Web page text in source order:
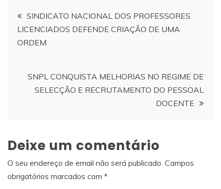
Navegação
de
SINDICATO NACIONAL DOS PROFESSORES
LICENCIADOS DEFENDE CRIAÇÃO DE UMA
ORDEM
SNPL CONQUISTA MELHORIAS NO REGIME DE
SELECÇÃO E RECRUTAMENTO DO PESSOAL
DOCENTE
Deixe um comentário
O seu endereço de email não será publicado. Campos
obrigatórios marcados com *